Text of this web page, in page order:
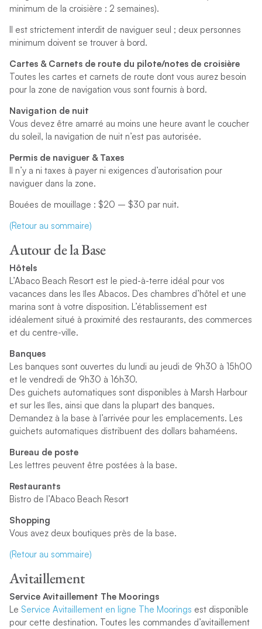
minimum de la croisière : 2 semaines).
Il est strictement interdit de naviguer seul ; deux personnes
minimum doivent se trouver à bord.
Cartes & Carnets de route du pilote/notes de croisière
Toutes les cartes et carnets de route dont vous aurez besoin
pour la zone de navigation vous sont fournis à bord.
Navigation de nuit
Vous devez être amarré au moins une heure avant le coucher
du soleil, la navigation de nuit n’est pas autorisée.
Permis de naviguer & Taxes
Il n’y a ni taxes à payer ni exigences d’autorisation pour
naviguer dans la zone.
Bouées de mouillage : $20 – $30 par nuit.
(Retour au sommaire)
Autour de la Base
Hôtels
L’Abaco Beach Resort est le pied-à-terre idéal pour vos
vacances dans les îles Abacos. Des chambres d’hôtel et une
marina sont à votre disposition. L’établissement est
idéalement situé à proximité des restaurants, des commerces
et du centre-ville.
Banques
Les banques sont ouvertes du lundi au jeudi de 9h30 à 15h00
et le vendredi de 9h30 à 16h30.
Des guichets automatiques sont disponibles à Marsh Harbour
et sur les îles, ainsi que dans la plupart des banques.
Demandez à la base à l’arrivée pour les emplacements. Les
guichets automatiques distribuent des dollars bahaméens.
Bureau de poste
Les lettres peuvent être postées à la base.
Restaurants
Bistro de l’Abaco Beach Resort
Shopping
Vous avez deux boutiques près de la base.
(Retour au sommaire)
Avitaillement
Service Avitaillement The Moorings
Le Service Avitaillement en ligne The Moorings est disponible
pour cette destination. Toutes les commandes d’avitaillement